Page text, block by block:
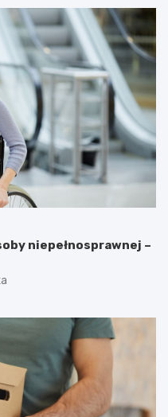
niepełnosprawnej –